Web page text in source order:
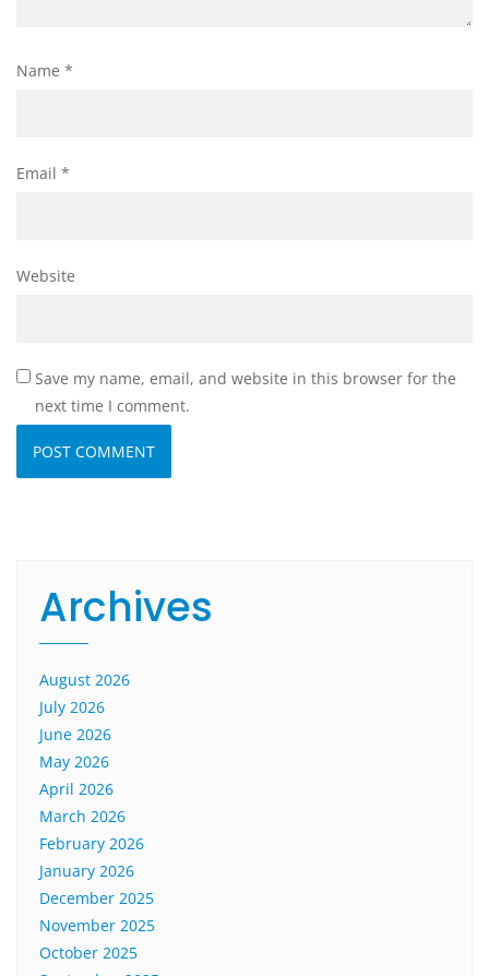
Name *
Email *
Website
Save my name, email, and website in this browser for the
next time I comment.
Archives
August 2026
July 2026
June 2026
May 2026
April 2026
March 2026
February 2026
January 2026
December 2025
November 2025
October 2025